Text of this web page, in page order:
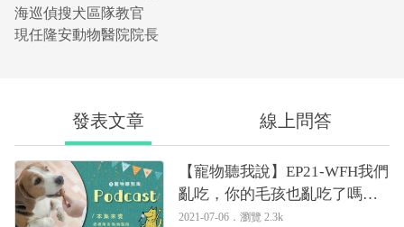
海巡偵搜犬區隊教官
現任隆安動物醫院院長
發表文章 線上問答
【寵物聽我說】EP21-WFH我們
亂吃，你的毛孩也亂吃了嗎？
｜專業獸醫—姚勝隆
2021-07-06．瀏覽 2.3k